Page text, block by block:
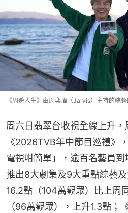
《周遊人生》由周奕瑋（Jarvis）主持的綜藝
周六日翡翠台收視全線上升，
《2026TVB年中節目巡禮》
電視咁簡單」，逾百名藝員
推出8大劇集及9大重點綜藝
16.2點（104萬觀眾）比上周
（96萬觀眾），上升1.3點；